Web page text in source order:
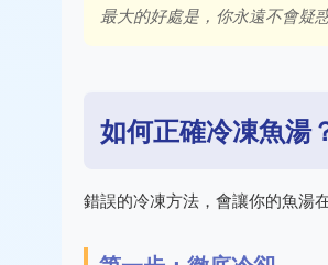
最大的好處是，你永遠不會疑
如何正確冷凍魚湯
錯誤的冷凍方法，會讓你的魚湯